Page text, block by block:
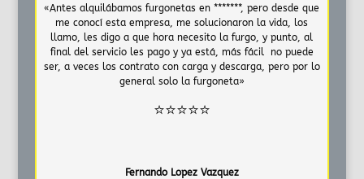
«Antes alquilábamos furgonetas en *******, pero desde que
me conocí esta empresa, me solucionaron la vida, los
llamo, les digo a que hora necesito la furgo, y punto, al
final del servicio les pago y ya está, más fácil no puede
ser, a veces los contrato con carga y descarga, pero por lo
general solo la furgoneta»
⭐⭐⭐⭐⭐
Fernando Lopez Vazquez